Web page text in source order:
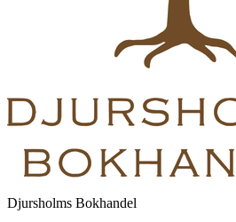
Djursholms Bokhandel